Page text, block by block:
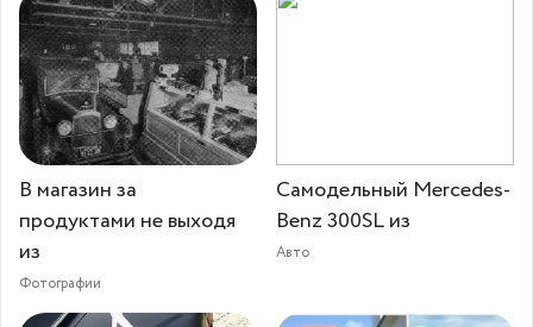
В магазин за
продуктами не выходя
из
Фотографии
Самодельный Mercedes-
Benz 300SL из
Авто